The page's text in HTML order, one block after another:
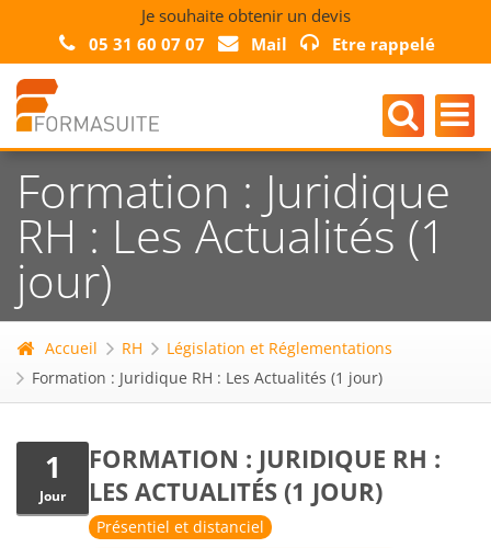
Je souhaite obtenir un devis
05 31 60 07 07
Mail Etre rappelé
Formation : Juridique
RH : Les Actualités (1
jour)
Accueil RH
Législation et Réglementations
Formation : Juridique RH : Les Actualités (1 jour)
1
Jour
FORMATION : JURIDIQUE RH :
LES ACTUALITÉS (1 JOUR)
Présentiel et distanciel